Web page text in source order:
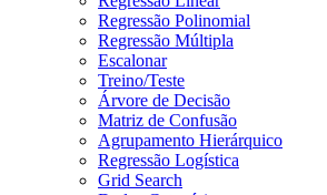
Regressão Polinomial
Regressão Múltipla
Escalonar
Treino/Teste
Árvore de Decisão
Matriz de Confusão
Agrupamento Hierárquico
Regressão Logística
Grid Search